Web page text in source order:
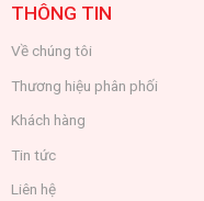
THÔNG TIN
Về chúng tôi
Thương hiệu phân phối
Khách hàng
Tin tức
Liên hệ